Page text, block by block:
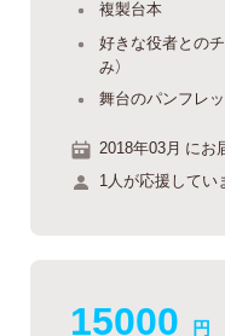
複製台本
好きな役者との
み）
舞台のパンフレ
2018年03月 にお
1人が応援してい
15000 円